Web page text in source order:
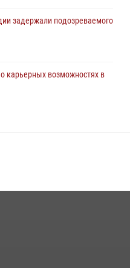
задержали подозреваемого
карьерных возможностях в